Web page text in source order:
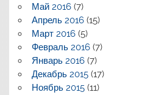
Май 2016(7)
Апрель 2016(15)
Март 2016(5)
Февраль 2016(7)
Январь 2016(7)
Декабрь 2015(17)
Ноябрь 2015(11)